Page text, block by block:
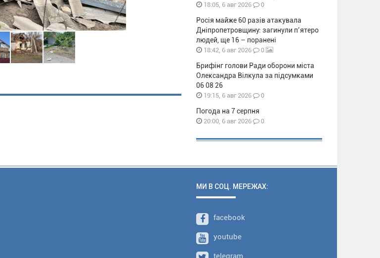
18:05, 6 авг 2026 0
Росія майже 60 разів атакувала
Дніпропетровщину: загинули п’ятеро
людей, ще 16 – поранені
18:42, 6 авг 2026 0
Брифінг голови Ради оборони міста
Олександра Вілкула за підсумками
06 08 26
19:15, 6 авг 2026 0
Погода на 7 серпня
20:00, 6 авг 2026 0
МИ В СОЦ. МЕРЕЖАХ:
facebook
youtube
telegram